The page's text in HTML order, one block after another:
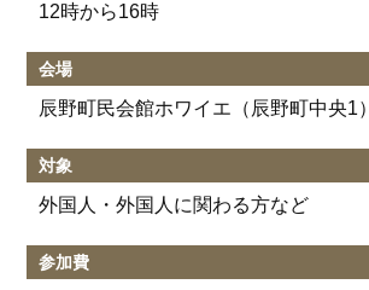
12時から16時
会場
辰野町民会館ホワイエ（辰野町中央1）
対象
外国人・外国人に関わる方など
参加費